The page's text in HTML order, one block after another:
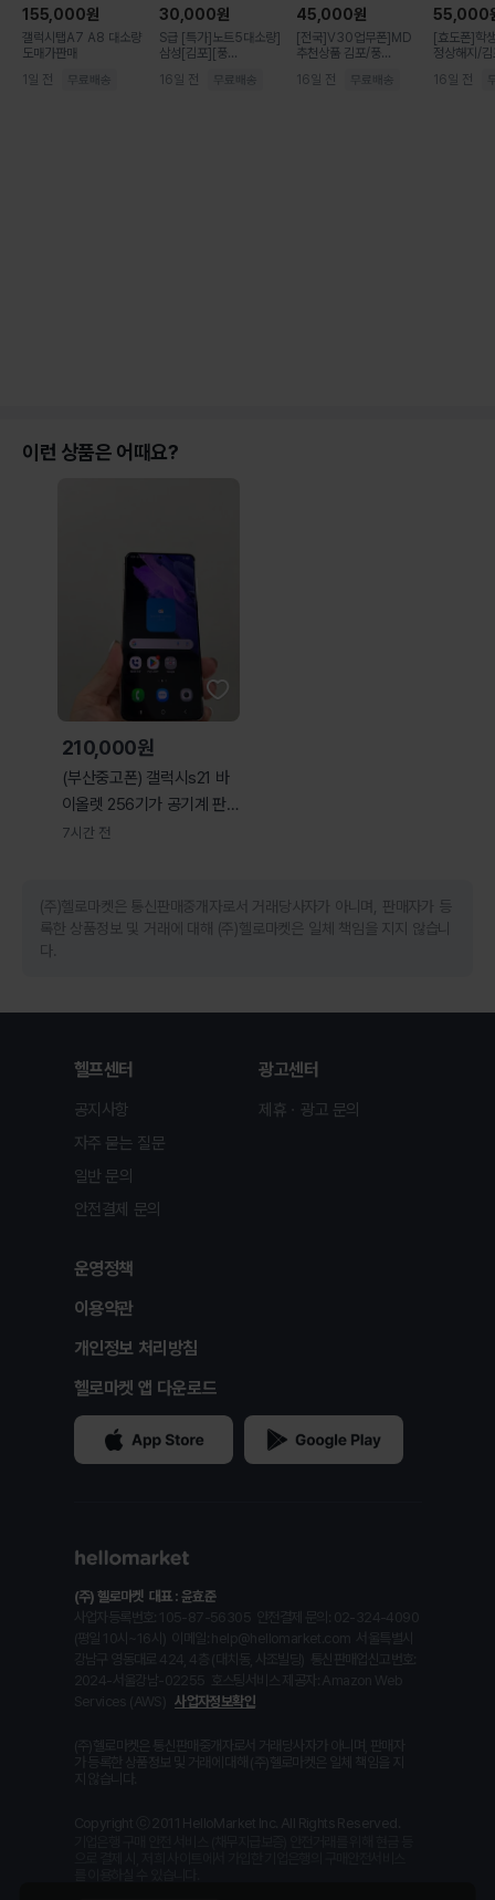
155,000원
갤럭시탭A7 A8 대소량
도매가판매
1일 전
30,000원
S급 [특가]노트5대소량]
삼성[김포][풍...
16일 전
45,000원
[전국]V30업무폰]MD
추천상품 김포/풍...
16일 전
55,000
[효도폰]학
정상해지/
16일 전
이런 상품은 어때요?
210,000원
(부산중고폰) 갤럭시s21 바
이올렛 256기가 공기계 판
매해요
7시간 전
(주)헬로마켓은 통신판매중개자로서 거래당사자가 아니며, 판매자가 등
록한 상품정보 및 거래에 대해 (주)헬로마켓은 일체 책임을 지지 않습니
다.
헬프센터
공지사항
자주 묻는 질문
일반 문의
안전결제 문의
광고센터
제휴ㆍ광고 문의
운영정책
이용약관
개인정보 처리방침
헬로마켓 앱 다운로드
(주) 헬로마켓 대표 : 윤효준
사업자정보확인